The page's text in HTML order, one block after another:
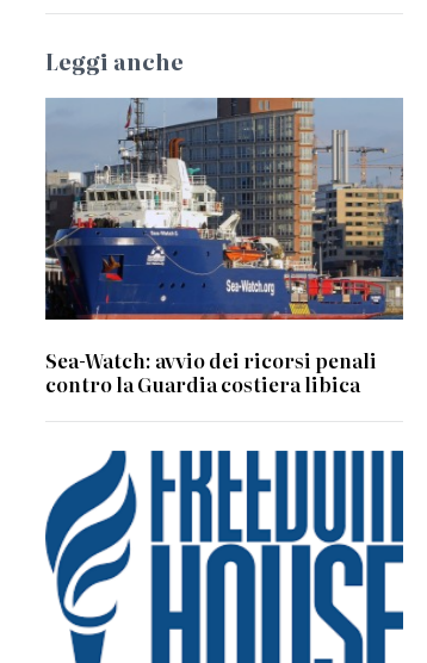
Leggi anche
© Wolfgang Fricke
Sea-Watch: avvio dei ricorsi penali
contro la Guardia costiera libica